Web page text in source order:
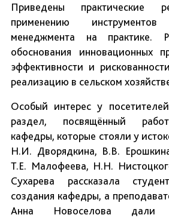
Приведены практические
применению инструментов
менеджмента на практике.
обоснования инновационных
эффективности и
реализацию в сельском
Особый интерес у
раздел, посвящённый
кафедры, которые стояли у
Н.И. Дворядкина, В.В.
Т.Е. Малофеева, Н.Н.
Сухарева рассказала
создания кафедры, а
Анна Новоселова дали